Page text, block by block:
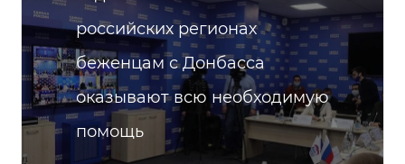
российских регионах
беженцам с Донбасса
оказывают всю необходимую
помощь